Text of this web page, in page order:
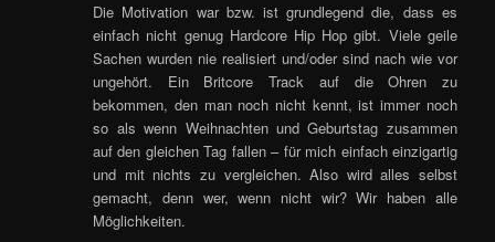
Die Motivation war bzw. ist grundlegend die, dass es
einfach nicht genug Hardcore Hip Hop gibt. Viele geile
Sachen wurden nie realisiert und/oder sind nach wie vor
ungehört. Ein Britcore Track auf die Ohren zu
bekommen, den man noch nicht kennt, ist immer noch
so als wenn Weihnachten und Geburtstag zusammen
auf den gleichen Tag fallen – für mich einfach einzigartig
und mit nichts zu vergleichen. Also wird alles selbst
gemacht, denn wer, wenn nicht wir? Wir haben alle
Möglichkeiten.